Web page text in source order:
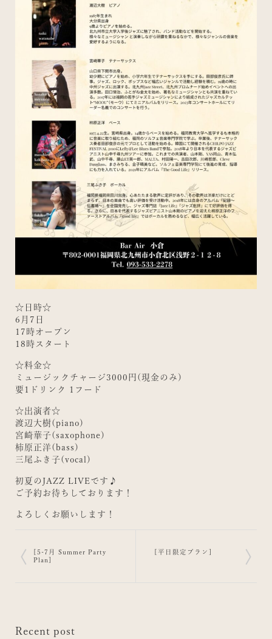
☆日時☆
6月7日
17時オープン
18時スタート
☆料金☆
ミュージックチャージ3000円(現金のみ)
要1ドリンク 1フード
☆出演者☆
渡辺大樹(piano)
宮崎華子(saxophone)
柿原正洋(bass)
三尾ふき子(vocal)
初夏のJAZZ LIVEです♪
ご予約お待ちしております！
よろしくお願いします！
[5-7月 Summer Party
Plan]
[平日限定プラン]
Recent post